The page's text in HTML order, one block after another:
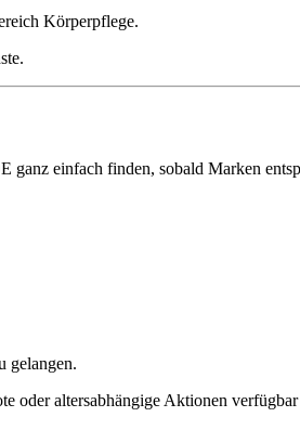
Körperpflege.
einfach finden, sobald Marken
gelangen.
oder altersabhängige Aktionen